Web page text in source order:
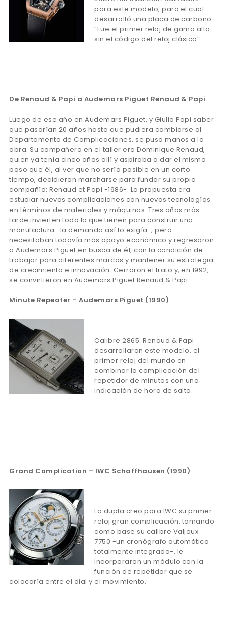
para este modelo, para el cual
desarrolló una placa de carbono:
”Fue el primer reloj de gama alta
sin el código del reloj clásico”.
De Renaud & Papi a Audemars Piguet Renaud & Papi
Luego de ese año en Audemars Piguet, y Giulio Papi saber
que pasarían 20 años hasta que pudiera cambiarse al
Departamento de Complicaciones, se puso manos a la
obra. Su compañero en el taller era Dominique Renaud,
quien ya tenía cinco años allí y aspiraba a dar el mismo
paso que él, al ver que no sería posible en un corto
tiempo, decidieron marcharse para fundar su propia
compañía: Renaud et Papi -1986-. La propuesta era
estudiar nuevas complicaciones con nuevas tecnologías
en términos de materiales y máquinas. Tres años más
tarde invierten todo lo que tienen para construir una
manufactura -la demanda así lo exigía-, pero
necesitaban todavía más apoyo económico y regresaron
a Audemars Piguet en busca de él, con la condición de
trabajar para diferentes marcas y mantener su estrategia
de crecimiento e innovación. Cerraron el trato y, en 1992,
se convirtieron en Audemars Piguet Renaud & Papi.
Minute Repeater – Audemars Piguet (1990)
Calibre 2865. Renaud & Papi
desarrollaron este modelo, el
primer reloj del mundo en
combinar la complicación del
repetidor de minutos con una
indicación de hora de salto.
Grand Complication – IWC Schaffhausen (1990)
La dupla creo para IWC su primer
reloj gran complicación: tomando
como base su calibre Valjoux
7750 -un cronógrafo automático
totalmente integrado-, le
incorporaron un módulo con la
función de repetidor que se
colocaría entre el dial y el movimiento.